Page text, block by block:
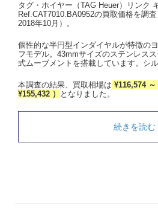
タグ・ホイヤー（TAG Heuer）リンク
Ref.CAT7010.BA0952の買取価格を調
2018年10月）。
個性的な半円型インダイヤルが特徴の
フモデル。43mmサイズのステンレス
式ムーブメントを搭載しています。シル
本調査の結果、買取相場は ¥116,574
¥155,432 ）
となりました。
続きを読む